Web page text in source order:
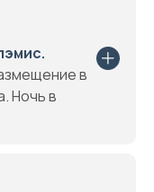
в
Ночь в